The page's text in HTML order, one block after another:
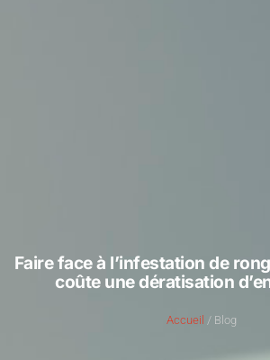
Faire face à l’infestation de
coûte une dératisation
Accueil / Blog